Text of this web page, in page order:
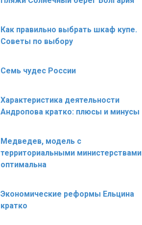
Как правильно выбрать шкаф купе.
Советы по выбору
Семь чудес России
Характеристика деятельности
Андропова кратко: плюсы и минусы
Медведев, модель с
территориальными министерствами
оптимальна
Экономические реформы Ельцина
кратко